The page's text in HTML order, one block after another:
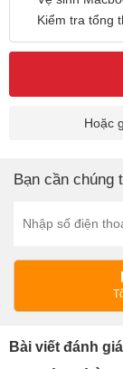
Kiểm tra tổng
Hoặc
Bạn cần chúng
Bài viết đánh giá